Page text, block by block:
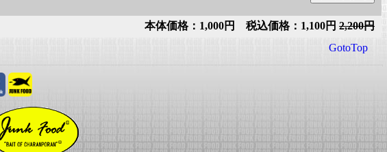
本体価格：1,000円 税込価格：1,100円 2,200円
GotoTop